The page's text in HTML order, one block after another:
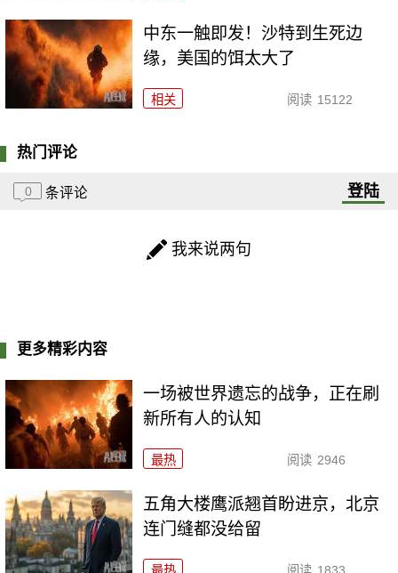
中东一触即发！沙特到生死边
缘，美国的饵太大了
相关 阅读 15122
热门评论
0 条评论 登陆
我来说两句
更多精彩内容
一场被世界遗忘的战争，正在刷
新所有人的认知
最热 阅读 2946
五角大楼鹰派翘首盼进京，北京
连门缝都没给留
最热 阅读 1833